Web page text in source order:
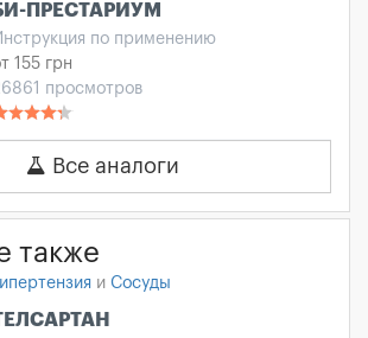
ПРЕСТАРИУМ
по применению
155 грн
просмотров
Все аналоги
также
и Сосуды